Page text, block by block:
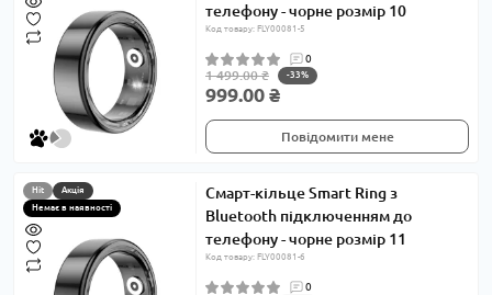
телефону - чорне розмір 10
Код товару: FLY00081-5
0
1 499.00 ₴ -33%
999.00 ₴
Повідомити мене
Hit
Акція
Немає в наявності
Смарт-кільце Smart Ring з
Bluetooth підключенням до
телефону - чорне розмір 11
Код товару: FLY00081-6
0